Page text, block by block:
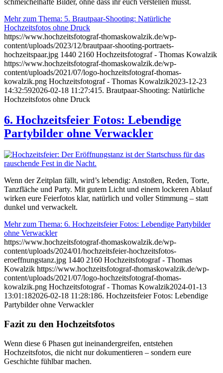
Mehr zum Thema: 5. Brautpaar-Shooting: Natürliche
Hochzeitsfotos ohne Druck
https://www.hochzeitsfotograf-thomaskowalzik.de/wp-
content/uploads/2023/12/brautpaar-shooting-portraets-
hochzeitspaar.jpg 1440 2160 Hochzeitsfotograf - Thomas Kowalzik
https://www.hochzeitsfotograf-thomaskowalzik.de/wp-
content/uploads/2021/07/logo-hochzeitsfotograf-thomas-
kowalzik.png Hochzeitsfotograf - Thomas Kowalzik2023-12-23
14:32:592026-02-18 11:27:41 5. Brautpaar-Shooting: Natürliche
Hochzeitsfotos ohne Druck
6. Hochzeitsfeier Fotos: Lebendige
Partybilder ohne Verwackler
Wenn der Zeitplan fällt, wird’s lebendig: Anstoßen, Reden, Torte,
Tanzfläche und Party. Mit gutem Licht und einem lockeren Ablauf
wirken eure Feierfotos klar, natürlich und voller Stimmung – statt
dunkel und verwackelt.
Mehr zum Thema: 6. Hochzeitsfeier Fotos: Lebendige Partybilder
ohne Verwackler
https://www.hochzeitsfotograf-thomaskowalzik.de/wp-
content/uploads/2024/01/hochzeitsfeier-hochzeitsfotos-
eroeffnungstanz.jpg 1440 2160 Hochzeitsfotograf - Thomas
Kowalzik https://www.hochzeitsfotograf-thomaskowalzik.de/wp-
content/uploads/2021/07/logo-hochzeitsfotograf-thomas-
kowalzik.png Hochzeitsfotograf - Thomas Kowalzik2024-01-13
13:01:182026-02-18 11:28:186. Hochzeitsfeier Fotos: Lebendige
Partybilder ohne Verwackler
Fazit zu den Hochzeitsfotos
Wenn diese 6 Phasen gut ineinandergreifen, entstehen
Hochzeitsfotos, die nicht nur dokumentieren – sondern eure
Geschichte fühlbar machen.